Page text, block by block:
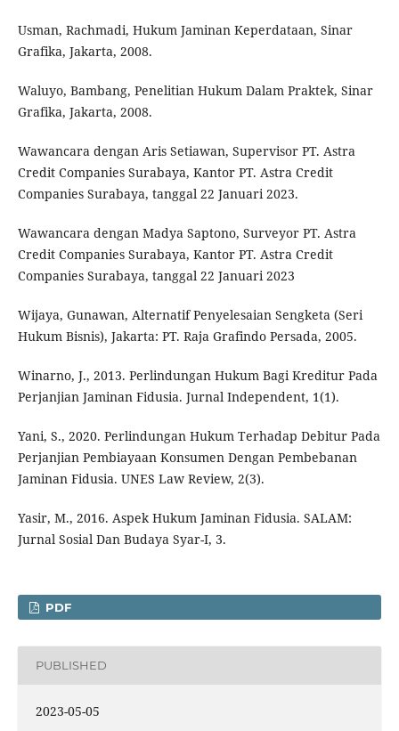
Usman, Rachmadi, Hukum Jaminan Keperdataan, Sinar
Grafika, Jakarta, 2008.
Waluyo, Bambang, Penelitian Hukum Dalam Praktek, Sinar
Grafika, Jakarta, 2008.
Wawancara dengan Aris Setiawan, Supervisor PT. Astra
Credit Companies Surabaya, Kantor PT. Astra Credit
Companies Surabaya, tanggal 22 Januari 2023.
Wawancara dengan Madya Saptono, Surveyor PT. Astra
Credit Companies Surabaya, Kantor PT. Astra Credit
Companies Surabaya, tanggal 22 Januari 2023
Wijaya, Gunawan, Alternatif Penyelesaian Sengketa (Seri
Hukum Bisnis), Jakarta: PT. Raja Grafindo Persada, 2005.
Winarno, J., 2013. Perlindungan Hukum Bagi Kreditur Pada
Perjanjian Jaminan Fidusia. Jurnal Independent, 1(1).
Yani, S., 2020. Perlindungan Hukum Terhadap Debitur Pada
Perjanjian Pembiayaan Konsumen Dengan Pembebanan
Jaminan Fidusia. UNES Law Review, 2(3).
Yasir, M., 2016. Aspek Hukum Jaminan Fidusia. SALAM:
Jurnal Sosial Dan Budaya Syar-I, 3.
PDF
PUBLISHED
2023-05-05